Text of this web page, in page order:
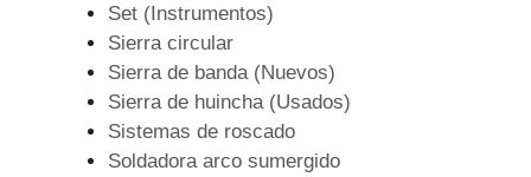
Set (Instrumentos)
Sierra circular
Sierra de banda (Nuevos)
Sierra de huincha (Usados)
Sistemas de roscado
Soldadora arco sumergido